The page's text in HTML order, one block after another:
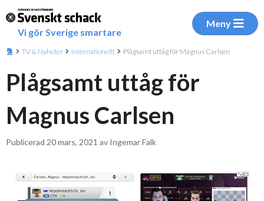
Vi gör Sverige smartare
Meny
TV & Nyheter Internationellt Plågsamt uttåg för Magnus Carlsen
Plågsamt uttåg för
Magnus Carlsen
Publicerad 20 mars, 2021 av Ingemar Falk